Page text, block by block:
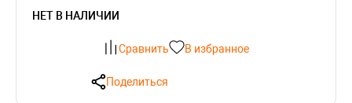
НЕТ В НАЛИЧИИ
Сравнить В избранное
Поделиться